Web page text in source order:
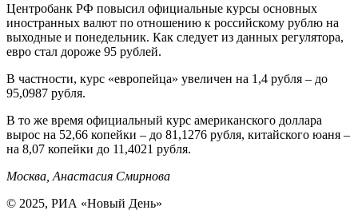
Центробанк РФ повысил официальные курсы основных
иностранных валют по отношению к российскому рублю на
выходные и понедельник. Как следует из данных регулятора,
евро стал дороже 95 рублей.
В частности, курс «европейца» увеличен на 1,4 рубля – до
95,0987 рубля.
В то же время официальный курс американского доллара
вырос на 52,66 копейки – до 81,1276 рубля, китайского юаня –
на 8,07 копейки до 11,4021 рубля.
Москва, Анастасия Смирнова
© 2025, РИА «Новый День»